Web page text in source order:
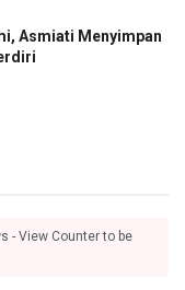
Asmiati Menyimpan
- View Counter to be